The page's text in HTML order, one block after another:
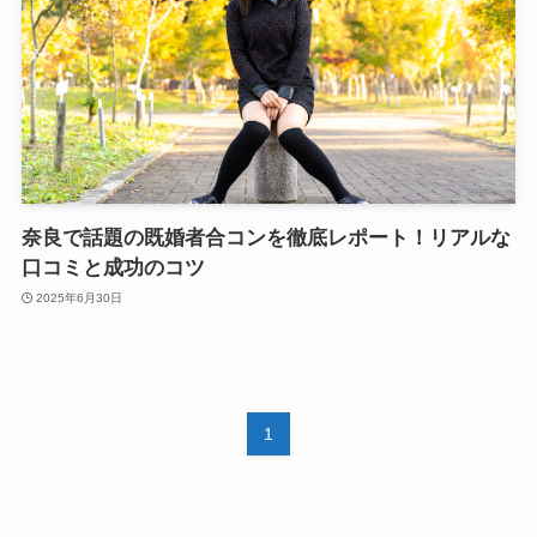
奈良で話題の既婚者合コンを徹底レポート！リアルな
口コミと成功のコツ
2025年6月30日
1